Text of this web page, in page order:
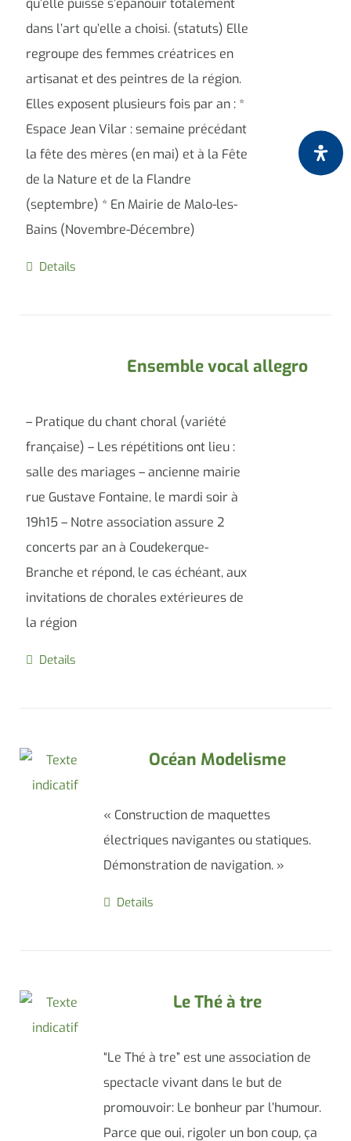
qu’elle puisse s’épanouir totalement
dans l’art qu’elle a choisi. (statuts) Elle
regroupe des femmes créatrices en
artisanat et des peintres de la région.
Elles exposent plusieurs fois par an : *
Espace Jean Vilar : semaine précédant
la fête des mères (en mai) et à la Fête
de la Nature et de la Flandre
(septembre) * En Mairie de Malo-les-
Bains (Novembre-Décembre)
Details
Ensemble vocal allegro
– Pratique du chant choral (variété
française) – Les répétitions ont lieu :
salle des mariages – ancienne mairie
rue Gustave Fontaine, le mardi soir à
19h15 – Notre association assure 2
concerts par an à Coudekerque-
Branche et répond, le cas échéant, aux
invitations de chorales extérieures de
la région
Details
Océan Modelisme
« Construction de maquettes
électriques navigantes ou statiques.
Démonstration de navigation. »
Details
Le Thé à tre
“Le Thé à tre” est une association de
spectacle vivant dans le but de
promouvoir: Le bonheur par l’humour.
Parce que oui, rigoler un bon coup, ça